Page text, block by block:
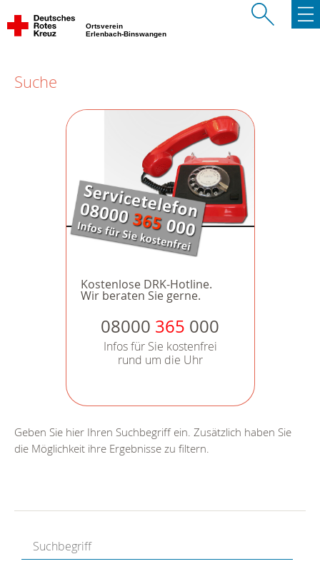
Ortsverein
Erlenbach-Binswangen
Suche
Kostenlose DRK-Hotline.
Wir beraten Sie gerne.
08000 365 000
Infos für Sie kostenfrei
rund um die Uhr
Geben Sie hier Ihren Suchbegriff ein. Zusätzlich haben Sie
die Möglichkeit ihre Ergebnisse zu filtern.